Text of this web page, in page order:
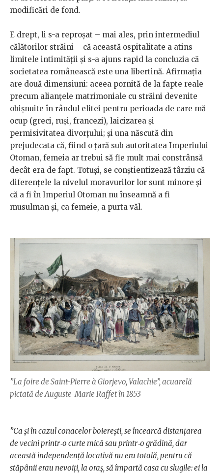
modificări de fond.
E drept, li s-a reproșat – mai ales, prin intermediul
călătorilor străini – că această ospitalitate a atins
limitele intimității și s-a ajuns rapid la concluzia că
societatea românească este una libertină. Afirmația
are două dimensiuni: aceea pornită de la fapte reale
precum alianțele matrimoniale cu străini devenite
obișnuite în rândul elitei pentru perioada de care mă
ocup (greci, ruși, francezi), laicizarea și
permisivitatea divorțului; și una născută din
prejudecata că, fiind o țară sub autoritatea Imperiului
Otoman, femeia ar trebui să fie mult mai constrânsă
decât era de fapt. Totuși, se conștientizează târziu că
diferențele la nivelul moravurilor lor sunt minore și
că a fi în Imperiul Otoman nu înseamnă a fi
musulman și, ca femeie, a purta văl.
”La foire de Saint-Pierre à Giorjevo, Valachie”, acuarelă
pictată de Auguste-Marie Raffet în 1853
”Ca şi în cazul conacelor boiereşti, se încearcă distanţarea
de vecini printr‑o curte mică sau printr‑o grădină, dar
această independenţă locativă nu era totală, pentru că
stăpânii erau nevoiţi, la oraş, să împartă casa cu slugile: ei la